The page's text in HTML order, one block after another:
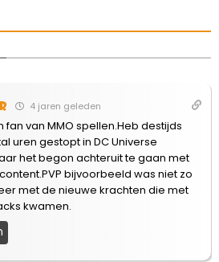
4 jaren geleden
fan van MMO spellen.Heb destijds
uren gestopt in DC Universe
het begon achteruit te gaan met
bijvoorbeeld was niet zo
met de nieuwe krachten die met
kwamen.